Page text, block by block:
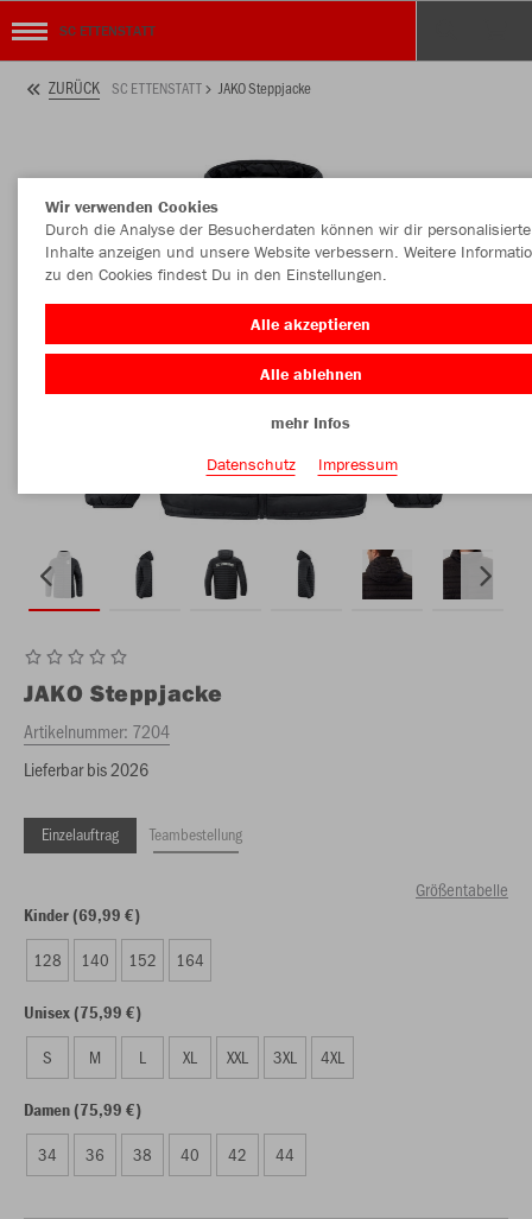
SC ETTENSTATT
ZURÜCK SC ETTENSTATT JAKO Steppjacke
JAKO Steppjacke
Artikelnummer: 7204
Lieferbar bis 2026
Einzelauftrag Teambestellung
Größentabelle
Kinder (69,99 €)
128 140 152 164
Unisex (75,99 €)
S M L XL XXL 3XL 4XL
Damen (75,99 €)
34 36 38 40 42 44
Wir verwenden Cookies
Durch die Analyse der Besucherdaten können wir dir personalisierte
Inhalte anzeigen und unsere Website verbessern. Weitere
zu den Cookies findest Du in den Einstellungen.
Alle akzeptieren
Alle ablehnen
mehr Infos
Datenschutz
Impressum